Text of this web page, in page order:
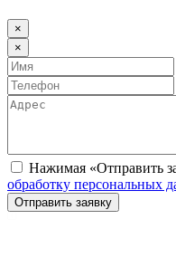
×
×
Нажимая «Отправить
обработку персональных